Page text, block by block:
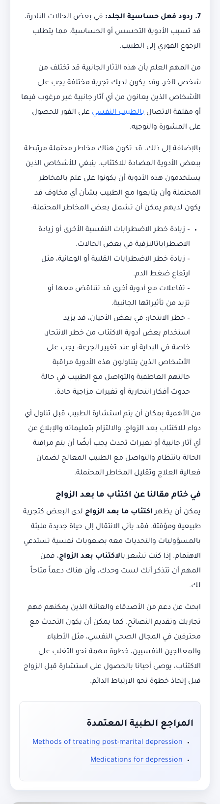
7. ردود فعل حساسية الجلد:
في بعض الحالات النادرة،
قد تسبب الأدوية التحسس أو الحساسية، مما يتطلب
الرجوع الفوري إلى الطبيب.
من المهم العلم بأن هذه الآثار الجانبية قد تختلف من
شخص لآخر، وقد يكون لديك تجربة مختلفة يجب على
الأشخاص الذين يعانون من أي آثار جانبية غير مرغوب فيها
أو مقلقة الاتصال بالطبيب النفسي على الفور للحصول
على المشورة والتوجيه.
بالإضافة إلى ذلك، قد تكون هناك مخاطر محتملة مرتبطة
ببعض الأدوية المضادة للاكتئاب. ينبغي للأشخاص الذين
يستخدمون هذه الأدوية أن يكونوا على علم بالمخاطر
المحتملة وأن يتابعوا مع الطبيب بشأن أي مخاوف قد
يكون لديهم يمكن أن تشمل بعض المخاطر المحتملة:
– زيادة خطر الاضطرابات النفسية الأخرى أو زيادة
الاضطراباتالنزفية في بعض الحالات.
– زيادة خطر الاضطرابات القلبية أو الوعائية، مثل
ارتفاع ضغط الدم.
– تفاعلات مع أدوية أخرى قد تتناقض معها أو
تزيد من تأثيراتها الجانبية.
– خطر الانتحار: في بعض الأحيان، قد يزيد
استخدام بعض أدوية الاكتئاب من خطر الانتحار،
خاصة في البداية أو عند تغيير الجرعة: يجب على
الأشخاص الذين يتناولون هذه الأدوية مراقبة
حالتهم العاطفية والتواصل مع الطبيب في حالة
حدوث أفكار انتحارية أو تغيرات مزاجية حادة.
من الأهمية بمكان أن يتم استشارة الطبيب قبل تناول أي
دواء للاكتئاب بعد الزواج، والالتزام بتعليماته والإبلاغ عن
أي آثار جانبية أو تغيرات تحدث يجب أيضًا أن يتم مراقبة
الحالة بانتظام والتواصل مع الطبيب المعالج لضمان
فعالية العلاج وتقليل المخاطر المحتملة.
في ختام مقالنا عن اكتئاب ما بعد الزواج
يمكن أن يظهراكتئاب ما بعد الزواج لدى البعض كتجربة
طبيعية ومؤقتة. فقد يأتي الانتقال إلى حياة جديدة مليئة
بالمسؤوليات والتحديات معه بصعوبات نفسية تستدعي
الاهتمام. إذا كنت تشعر بالاكتئاب بعد الزواج، فمن
المهم أن تتذكر أنك لست وحدك، وأن هناك دعماً متاحاً
لك.
ابحث عن دعم من الأصدقاء والعائلة الذين يمكنهم فهم
تجاربك وتقديم النصائح. كما يمكن أن يكون التحدث مع
محترفين في المجال الصحي النفسي، مثل الأطباء
والمعالجين النفسيين، خطوة مهمة نحو التغلب على
الاكتئاب، يوصى أحيانا بالحصول على استشارة قبل الزواج
قبل إتخاذ خطوة نحو الارتباط الدائم.
المراجع الطبية المعتمدة
Methods of treating post-marital depression
Medications for depression